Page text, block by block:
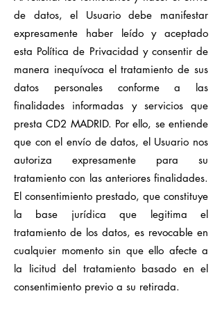
de datos, el Usuario debe manifestar
expresamente haber leído y aceptado
esta Política de Privacidad y consentir de
manera inequívoca el tratamiento de sus
datos personales conforme a las
finalidades informadas y servicios que
presta CD2 MADRID. Por ello, se entiende
que con el envío de datos, el Usuario nos
autoriza expresamente para su
tratamiento con las anteriores finalidades.
El consentimiento prestado, que constituye
la base jurídica que legitima el
tratamiento de los datos, es revocable en
cualquier momento sin que ello afecte a
la licitud del tratamiento basado en el
consentimiento previo a su retirada.